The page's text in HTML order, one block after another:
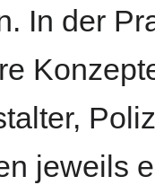
In der
jeweils